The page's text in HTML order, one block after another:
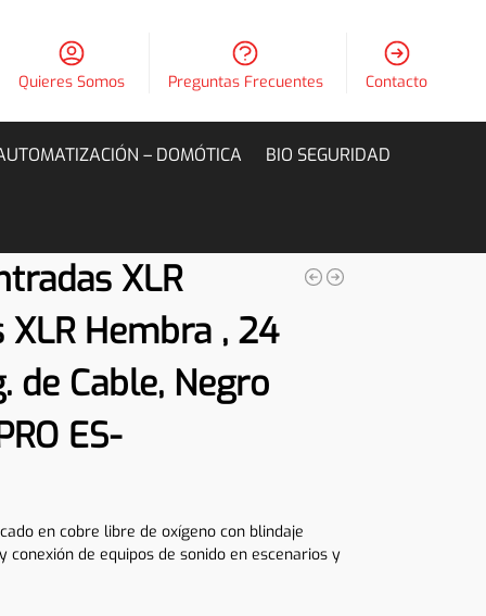
Quieres Somos Preguntas Frecuentes Contacto
– DOMÓTICA BIO SEGURIDAD
XLR
Hembra , 24
de Cable, Negro
ES-
en cobre libre de oxígeno con blindaje
de equipos de sonido en escenarios y